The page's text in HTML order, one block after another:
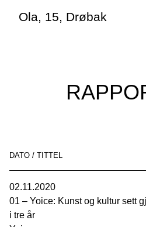
Ola, 15, Drøbak
DATO / TITTEL
02.11.2020
01 – Yoice: Kunst og kultur sett
i tre år